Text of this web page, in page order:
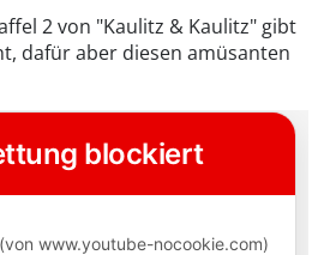
2 von "Kaulitz & Kaulitz" gibt
dafür aber diesen amüsanten